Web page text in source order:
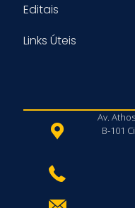
Editais
Links Úteis
Av.
B-101